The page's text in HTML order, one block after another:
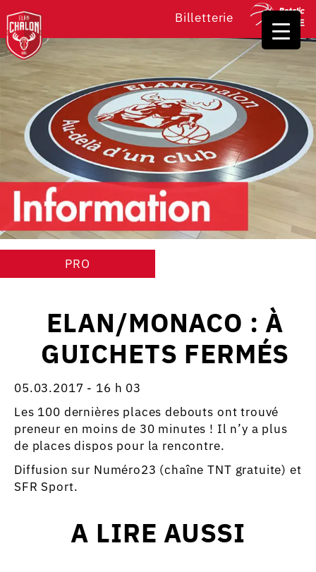
Billetterie
PRO
ELAN/MONACO : À
GUICHETS FERMÉS
05.03.2017 - 16 h 03
Les 100 dernières places debouts ont trouvé
preneur en moins de 30 minutes ! Il n’y a plus
de places dispos pour la rencontre.
Diffusion sur Numéro23 (chaîne TNT gratuite) et
SFR Sport.
A LIRE AUSSI